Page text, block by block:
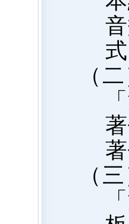
（
（